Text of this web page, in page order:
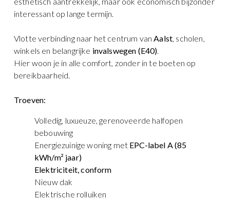
interessant op lange termijn.
Vlotte verbinding naar het centrum van Aalst, scholen,
winkels en belangrijke invalswegen (E40).
Hier woon je in alle comfort, zonder in te boeten op
bereikbaarheid.
Troeven:
Volledig, luxueuze, gerenoveerde halfopen
bebouwing
Energiezuinige woning met EPC-label A (85
kWh/m² jaar)
Elektriciteit, conform
Nieuw dak
Elektrische rolluiken